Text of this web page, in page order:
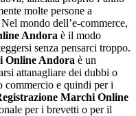
molte persone a
mondo dell’e-commerce,
Andora è il modo
senza pensarci troppo.
Online Andora è un
attanagliare dei dubbi o
commercio e quindi per i
Marchi Online
per i brevetti o per il